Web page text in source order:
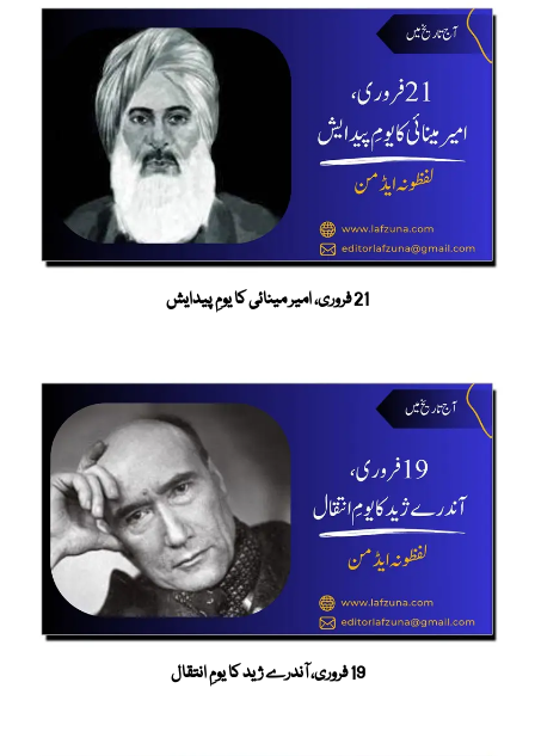
21 فروری، امیر مینائی کا یومِ پیدایش
19 فروری، آندرے ژید کا یومِ انتقال